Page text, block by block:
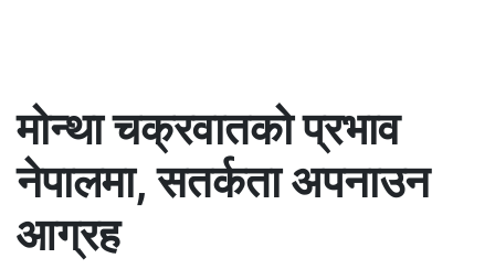
मोन्था चक्रवातको प्रभाव
नेपालमा, सतर्कता अपनाउन
आग्रह